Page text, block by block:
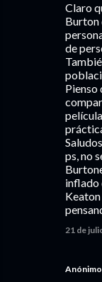
Claro
Burton
de
Pienso
Saludos
ps, no
inflado
21 de